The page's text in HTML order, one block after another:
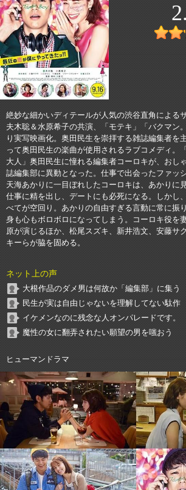
絶妙な細かいディテールが人気の渋谷直角による
夫木聡＆水原希子の共演、「モテキ」「バクマン
り実写映画化。奥田民生を崇拝する雑誌編集者を
って奥田民生の楽曲が使用されるラブコメディ。
大人」奥田民生に憧れる編集者コーロキが、おし
誌編集部に異動となった。仕事で出会ったファッ
天海あかりに一目ぼれしたコーロキは、あかりに
仕事に精を出し、デートにも必死になる。しかし
べてが空回り。あかりの自由すぎる言動に常に振
身も心もボロボロになってしまう。コーロキ役を
原が演じるほか、松尾スズキ、新井浩文、安藤サ
キーらが脇を固める。
ネット上の声
大根作品のダメ男は何故か「編集部」に集う
民生が実は自由じゃないを理解してない駄作
イケメンなのに残念な人オンパレードです。
魔性の女に翻弄されたい願望の男を嗤おう
ヒューマンドラマ